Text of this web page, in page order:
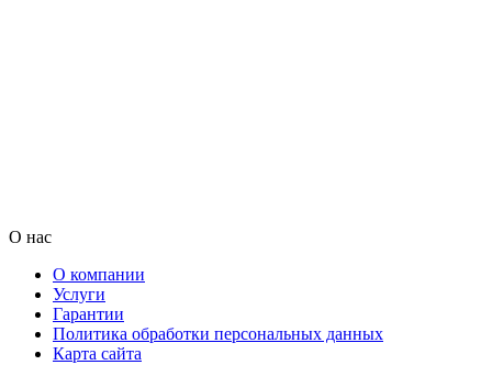
О нас
О компании
Услуги
Гарантии
Политика обработки персональных данных
Карта сайта